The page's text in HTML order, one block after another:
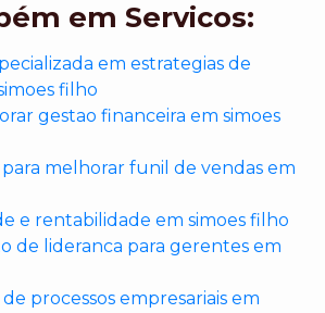
em Servicos:
em estrategias de
filho
gestao financeira em simoes
melhorar funil de vendas em
e rentabilidade em simoes filho
de lideranca para gerentes em
processos empresariais em